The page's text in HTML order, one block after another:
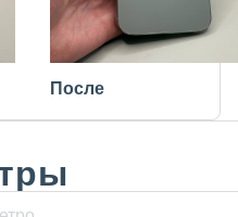
После